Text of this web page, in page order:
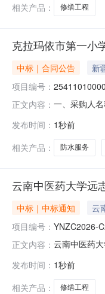
相关产品：
修缮工程
克拉玛依市第一小
中标｜合同公告
新
项目编号：
正文内容： 一、采购人
施、灯具更
它事项：详见
发布时间： 1秒前
相关产品：
防水服务
云南中医药大学远
中标｜中标通知 云
项目编号： YNZC2026-
正文内容： 云南中医药
园广场1栋
学
发布时间： 1秒前
相关产品：
修缮工程